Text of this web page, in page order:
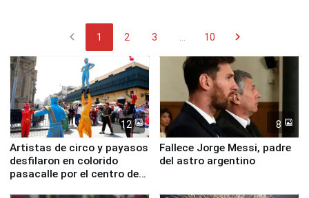
chevron_left 1 2 3 10 chevron_right
12
Artistas de circo y payasos
desfilaron en colorido
pasacalle por el centro de
8
Fallece Jorge Messi, padre
del astro argentino